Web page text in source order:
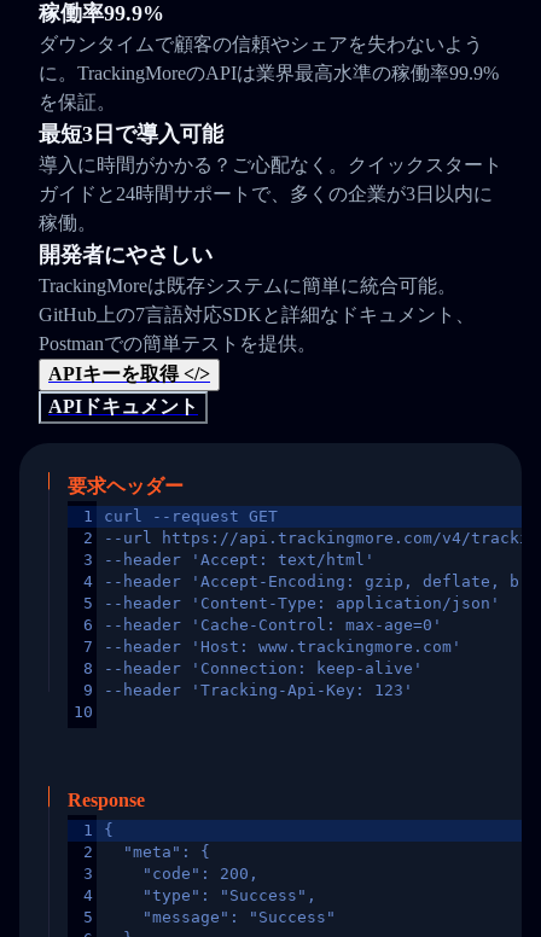
稼働率99.9%
ダウンタイムで顧客の信頼やシェアを失わないよう
に。TrackingMoreのAPIは業界最高水準の稼働率99.9%
を保証。
最短3日で導入可能
導入に時間がかかる？ご心配なく。クイックスタート
ガイドと24時間サポートで、多くの企業が3日以内に
稼働。
開発者にやさしい
TrackingMoreは既存システムに簡単に統合可能。
GitHub上の7言語対応SDKと詳細なドキュメント、
Postmanでの簡単テストを提供。
APIキーを取得 </>
APIドキュメント
要求ヘッダー
1
2
3
4
5
6
7
8
9
10
curl --request GET
--url https://api.trackingmore.com/v4/trackings/
--header 'Accept: text/html'
--header 'Accept-Encoding: gzip, deflate,
--header 'Content-Type: application/json'
--header 'Cache-Control: max-age=0'
--header 'Host: www.trackingmore.com'
--header 'Connection: keep-alive'
--header 'Tracking-Api-Key: 123'
Response
1
2
3
4
5
{
  "meta": {
    "code": 200,
    "type": "Success",
    "message": "Success"